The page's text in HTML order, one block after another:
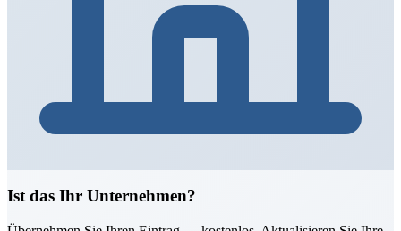
Ist das Ihr Unternehmen?